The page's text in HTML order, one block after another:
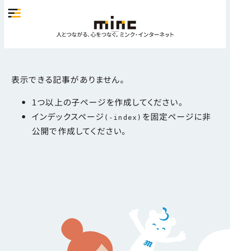
表示できる記事がありません。
1つ以上の子ページを作成してください。
インデックスページ (-index) を固定ページに非
公開で作成してください。